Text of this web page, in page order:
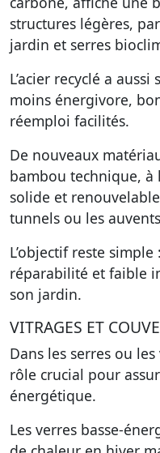
structures légères,
jardin et serres
L’acier recyclé a
moins énergivore,
réemploi facilités.
De nouveaux
bambou technique, à
solide et
tunnels ou les
L’objectif reste
réparabilité et faible
son jardin.
VITRAGES ET
Dans les serres ou
rôle crucial pour
énergétique.
Les verres basse-